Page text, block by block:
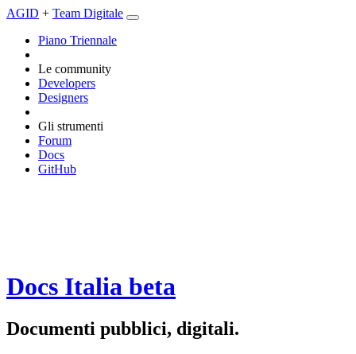
AGID + Team Digitale
Piano Triennale
Le community
Developers
Designers
Gli strumenti
Forum
Docs
GitHub
Docs Italia beta
Documenti pubblici, digitali.